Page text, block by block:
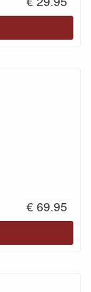
€ 69.95